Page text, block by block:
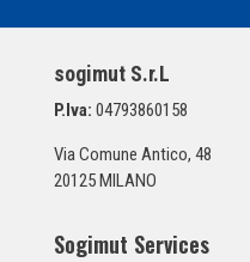
S
u
n
a
*
sogimut S.r.L
P.Iva: 04793860158
Via Comune Antico, 48
20125 MILANO
Sogimut Services